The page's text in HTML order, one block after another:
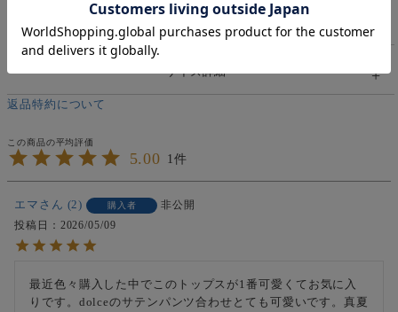
素材/洗濯表示
サイズ詳細
返品特約について
5.00 1
エマ 2 購入者
非公開
投稿日
2026/05/09
最近色々購入した中でこのトップスが1番可愛くてお気に入
りです。dolceのサテンパンツ合わせとても可愛いです。真夏